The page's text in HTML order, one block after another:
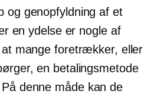
og genopfyldning af et
en ydelse er nogle af
at mange foretrækker, eller
en betalingsmetode
denne måde kan de